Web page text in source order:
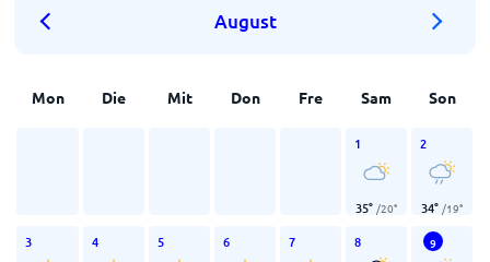
August
Mon Die Mit Don Fre Sam Son
1
35° /20°
2
34° /19°
3 4 5 6 7 8 9